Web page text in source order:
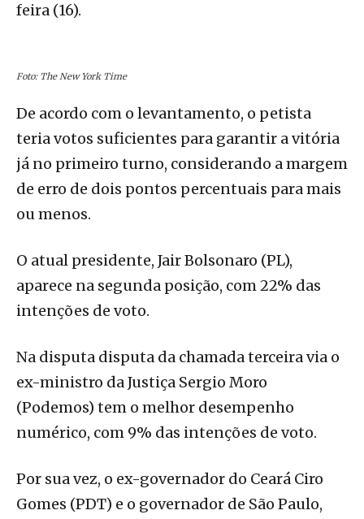
feira (16).
Foto: The New York Time
De acordo com o levantamento, o petista
teria votos suficientes para garantir a vitória
já no primeiro turno, considerando a margem
de erro de dois pontos percentuais para mais
ou menos.
O atual presidente, Jair Bolsonaro (PL),
aparece na segunda posição, com 22% das
intenções de voto.
Na disputa disputa da chamada terceira via o
ex-ministro da Justiça Sergio Moro
(Podemos) tem o melhor desempenho
numérico, com 9% das intenções de voto.
Por sua vez, o ex-governador do Ceará Ciro
Gomes (PDT) e o governador de São Paulo,